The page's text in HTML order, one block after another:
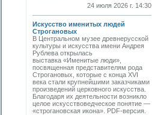
24 июля 2026 г. 14:30
Искусство именитых людей
Строгановых
В Центральном музее древнерусской
культуры и искусства имени Андрея
Рублева открылась
выставка «Именитые люди»,
посвященная представителям рода
Строгановых, которые с конца XVI
века стали крупнейшими заказчиками
произведений церковного искусства.
Благодаря их деятельности возникло
целое искусствоведческое понятие —
«строгановская икона». PDF-версия.